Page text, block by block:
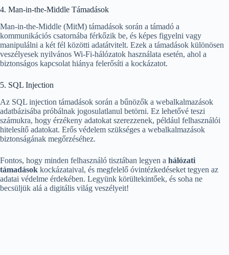
4. Man-in-the-Middle Támadások
Man-in-the-Middle (MitM) támadások során a támadó a
kommunikációs csatornába férkőzik be, és képes figyelni vagy
manipulálni a két fél közötti adatátvitelt. Ezek a támadások különösen
veszélyesek nyilvános Wi-Fi-hálózatok használata esetén, ahol a
biztonságos kapcsolat hiánya felerősíti a kockázatot.
5. SQL Injection
Az SQL injection támadások során a bűnözők a webalkalmazások
adatbázisába próbálnak jogosulatlanul betörni. Ez lehetővé teszi
számukra, hogy érzékeny adatokat szerezzenek, például felhasználói
hitelesítő adatokat. Erős védelem szükséges a webalkalmazások
biztonságának megőrzéséhez.
Fontos, hogy minden felhasználó tisztában legyen a hálózati
támadások kockázataival, és megfelelő óvintézkedéseket tegyen az
adatai védelme érdekében. Legyünk körültekintőek, és soha ne
becsüljük alá a digitális világ veszélyeit!